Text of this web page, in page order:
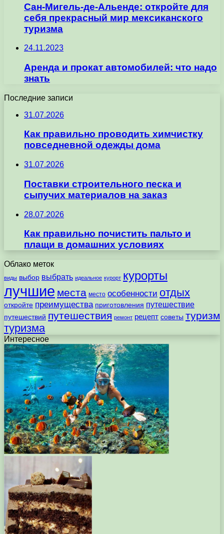
Сан-Мигель-де-Альенде: откройте для
себя прекрасный мир мексиканского
туризма
24.11.2023
Аренда и прокат автомобилей: что надо
знать
Последние записи
31.07.2026
Как правильно проводить химчистку
повседневной одежды дома
31.07.2026
Поставки строительного песка и
сыпучих материалов на заказ
28.07.2026
Как правильно почистить пальто и
плащи в домашних условиях
Облако меток
виды выбор выбрать идеальное курорт курорты
лучшие места место особенности отдых
откройте преимущества приготовления путешествие
путешествий путешествия ремонт рецепт советы туризм
туризма
Интересное